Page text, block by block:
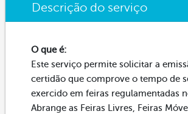
Descrição do serviço
O que é:
Este serviço permite solicitar a
certidão que comprove o tempo de
exercido em feiras regulamentadas
Abrange as Feiras Livres, Feiras